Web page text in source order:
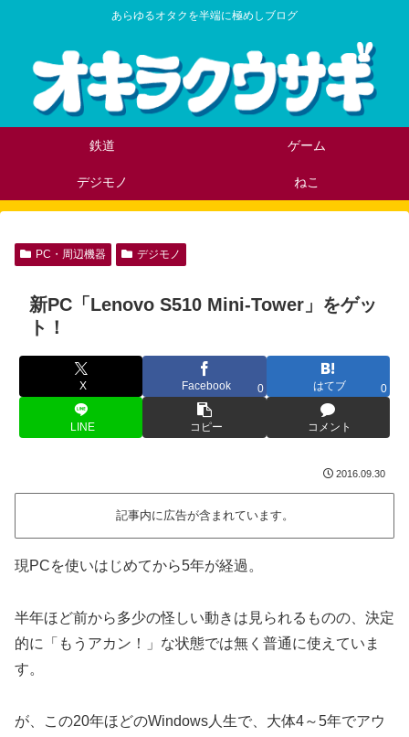
あらゆるオタクを半端に極めしブログ
鉄道 ゲーム
デジモノ ねこ
PC・周辺機器 デジモノ
新PC「Lenovo S510 Mini-Tower」をゲッ
ト！
X Facebook 0 はてブ 0
LINE コピー コメント
2016.09.30
記事内に広告が含まれています。
現PCを使いはじめてから5年が経過。
半年ほど前から多少の怪しい動きは見られるものの、決定
的に「もうアカン！」な状態では無く普通に使えていま
す。
が、この20年ほどのWindows人生で、大体4～5年でアウ